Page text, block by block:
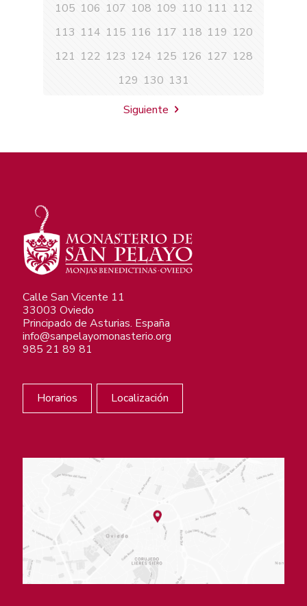
105 106 107 108 109 110 111 112
113 114 115 116 117 118 119 120
121 122 123 124 125 126 127 128
129 130 131
Siguiente
Calle San Vicente 11
33003 Oviedo
Principado de Asturias. España
info@sanpelayomonasterio.org
985 21 89 81
Horarios Localización